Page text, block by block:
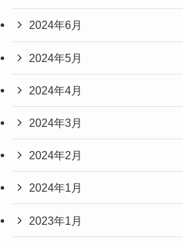
2024年6月
2024年5月
2024年4月
2024年3月
2024年2月
2024年1月
2023年1月